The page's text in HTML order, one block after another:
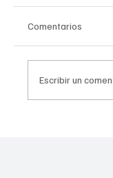
Comentarios
Escribir un